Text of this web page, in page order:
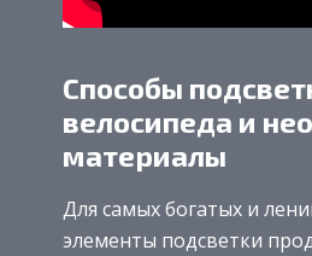
Способы
велосипеда и
материалы
Для самых богатых и
элементы подсветки